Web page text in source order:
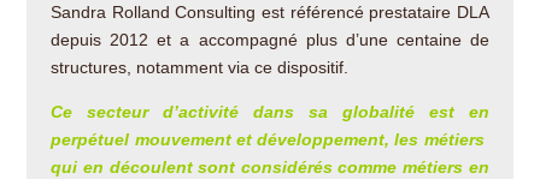
Sandra Rolland Consulting est référencé prestataire DLA
depuis 2012 et a accompagné plus d’une centaine de
structures, notamment via ce dispositif.
Ce secteur d’activité dans sa globalité est en
perpétuel mouvement et développement, les métiers
qui en découlent sont considérés comme métiers en